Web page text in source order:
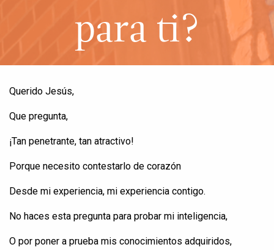
para ti?
Querido Jesús,
Que pregunta,
¡Tan penetrante, tan atractivo!
Porque necesito contestarlo de corazón
Desde mi experiencia, mi experiencia contigo.
No haces esta pregunta para probar mi inteligencia,
O por poner a prueba mis conocimientos adquiridos,